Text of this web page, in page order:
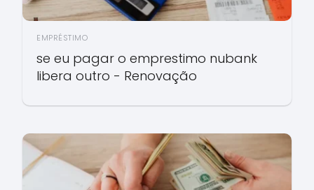
EMPRÉSTIMO
se eu pagar o emprestimo nubank
libera outro - Renovação